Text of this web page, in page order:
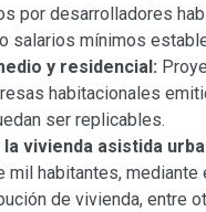
por desarrolladores
salarios mínimos
y residencial:
habitacionales
ser replicables.
vivienda asistida
mil habitantes,
de vivienda, entre